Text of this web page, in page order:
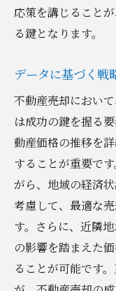
地域の新
響
ポイント
地域の歴
地元住民
収集
地域イベ
動
ローカル
地元の特
住環境の
略
応策を講じること
る鍵となります。
データに基づく戦
不動産売却におい
は成功の鍵を握る
動産価格の推移を
することが重要で
がら、地域の経済
考慮して、最適な
す。さらに、近隣
の影響を踏まえた
ることが可能です